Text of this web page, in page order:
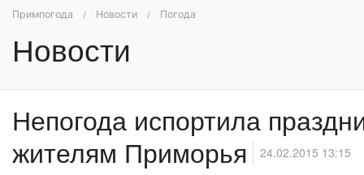
Примпогода Новости Погода
Новости
Непогода испортила
жителям Приморья
24.02.2015 13:15